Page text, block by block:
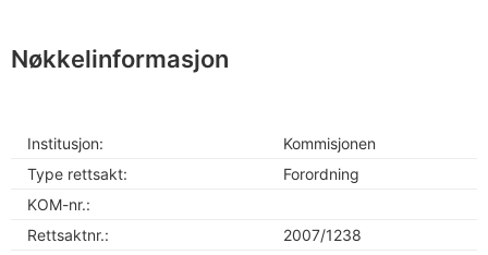
Nøkkelinformasjon
Institusjon:
Kommisjonen
Type rettsakt:
Forordning
KOM-nr.:
Rettsaktnr.:
2007/1238